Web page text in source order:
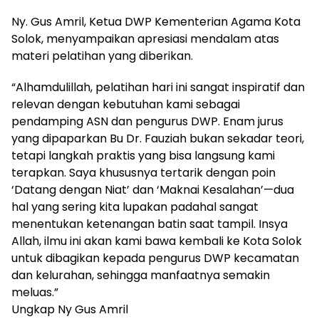
Ny. Gus Amril, Ketua DWP Kementerian Agama Kota
Solok, menyampaikan apresiasi mendalam atas
materi pelatihan yang diberikan.
“Alhamdulillah, pelatihan hari ini sangat inspiratif dan
relevan dengan kebutuhan kami sebagai
pendamping ASN dan pengurus DWP. Enam jurus
yang dipaparkan Bu Dr. Fauziah bukan sekadar teori,
tetapi langkah praktis yang bisa langsung kami
terapkan. Saya khususnya tertarik dengan poin
‘Datang dengan Niat’ dan ‘Maknai Kesalahan’—dua
hal yang sering kita lupakan padahal sangat
menentukan ketenangan batin saat tampil. Insya
Allah, ilmu ini akan kami bawa kembali ke Kota Solok
untuk dibagikan kepada pengurus DWP kecamatan
dan kelurahan, sehingga manfaatnya semakin
meluas.”
Ungkap Ny Gus Amril